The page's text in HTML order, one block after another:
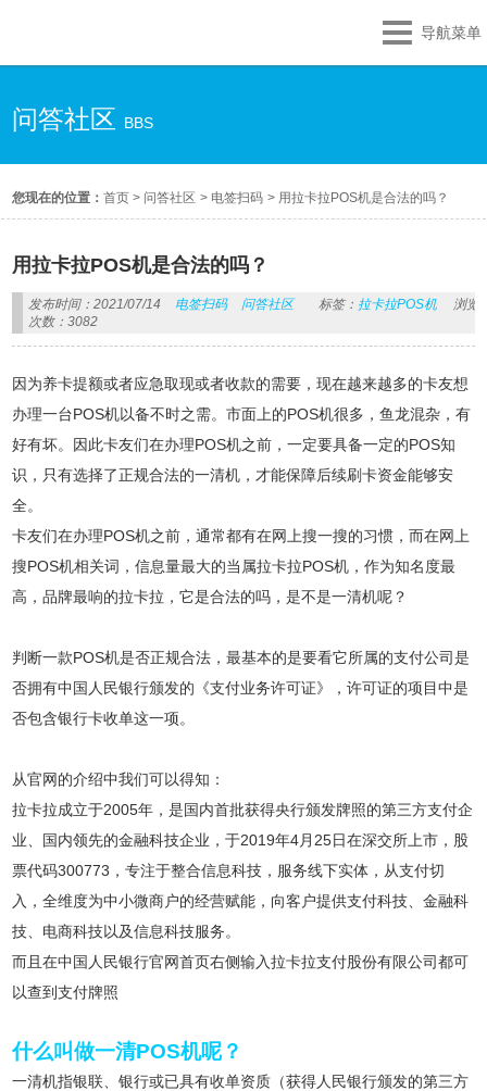
导航菜单
问答社区 BBS
您现在的位置：首页 > 问答社区 > 电签扫码 > 用拉卡拉POS机是合法的吗？
用拉卡拉POS机是合法的吗？
发布时间：2021/07/14 电签扫码 问答社区 标签： 拉卡拉POS机
浏览
次数：3082
因为养卡提额或者应急取现或者收款的需要，现在越来越多的卡友想
办理一台POS机以备不时之需。市面上的POS机很多，鱼龙混杂，有
好有坏。因此卡友们在办理POS机之前，一定要具备一定的POS知
识，只有选择了正规合法的一清机，才能保障后续刷卡资金能够安
全。
卡友们在办理POS机之前，通常都有在网上搜一搜的习惯，而在网上
搜POS机相关词，信息量最大的当属拉卡拉POS机，作为知名度最
高，品牌最响的拉卡拉，它是合法的吗，是不是一清机呢？
判断一款POS机是否正规合法，最基本的是要看它所属的支付公司是
否拥有中国人民银行颁发的《支付业务许可证》，许可证的项目中是
否包含银行卡收单这一项。
从官网的介绍中我们可以得知：
拉卡拉成立于2005年，是国内首批获得央行颁发牌照的第三方支付企
业、国内领先的金融科技企业，于2019年4月25日在深交所上市，股
票代码300773，专注于整合信息科技，服务线下实体，从支付切
入，全维度为中小微商户的经营赋能，向客户提供支付科技、金融科
技、电商科技以及信息科技服务。
而且在中国人民银行官网首页右侧输入拉卡拉支付股份有限公司都可
以查到支付牌照
什么叫做一清POS机呢？
一清机指银联、银行或已具有收单资质（获得人民银行颁发的第三方